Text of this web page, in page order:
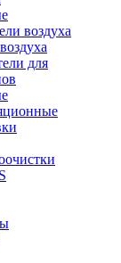
воздуха
для